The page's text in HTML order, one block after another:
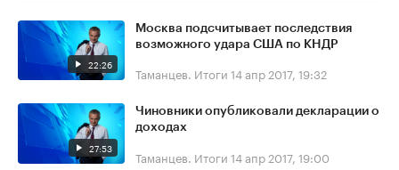
22:26
Москва подсчитывает последствия
возможного удара США по КНДР
Таманцев. Итоги 14 апр 2017, 19:32
27:53
Чиновники опубликовали декларации о
доходах
Таманцев. Итоги 14 апр 2017, 19:00